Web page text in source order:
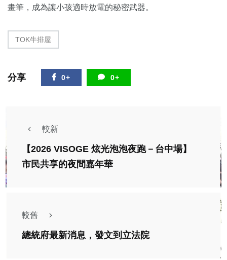
畫筆，成為讓小孩適時放電的秘密武器。
TOK牛排屋
分享 0+ 0+
較新
【2026 VISOGE 炫光泡泡夜跑－台中場】
市民共享的夜間嘉年華
較舊
總統府最新消息，發文到立法院